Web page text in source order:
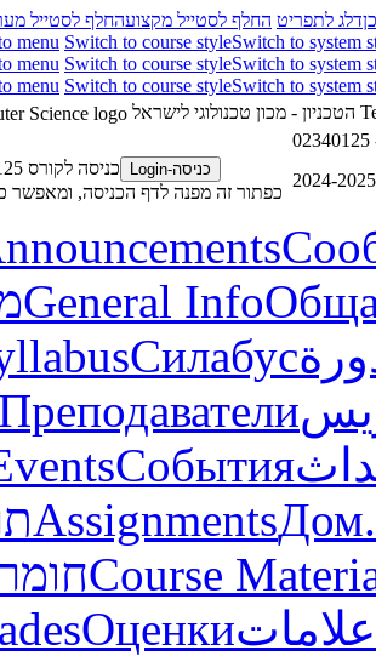
דלג לתפריט החלף לסטייל מקצועהחלף לסטייל
menu Switch to course styleSwitch to system
menu Switch to course styleSwitch to system
menu Switch to course styleSwitch to system
כניסה-Login
כניסה לקורס 02340125 Spring2025
כפתור זה מפנה לדף הכניסה, ומאפשר
General Info
Силабус
Преподаватели
События
AssignmentsДом.
Course
Оценкиعلامات